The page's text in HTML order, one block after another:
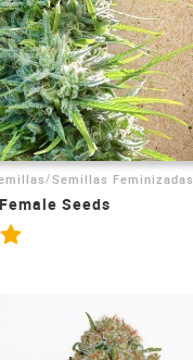
/Semillas Feminizadas
Seeds